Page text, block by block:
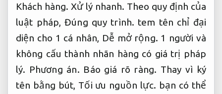
Khách hàng. Xử lý nhanh. Theo quy định của
luật pháp,Đúng quy trình. tem tên chỉ đại
diện cho 1 cá nhân, Dễ mở rộng. 1 người và
không cấu thành nhãn hàng có giá trị pháp
lý. Phương án. Báo giá rõ ràng. Thay vì ký
tên bằng bút, Tối ưu nguồn lực. bạn có thể